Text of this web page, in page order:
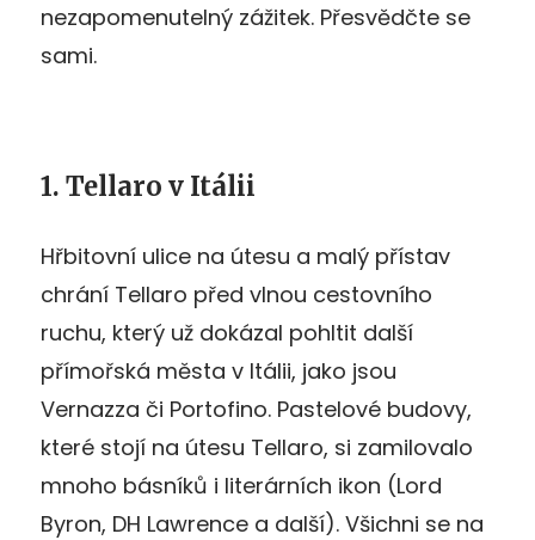
nezapomenutelný zážitek. Přesvědčte se
sami.
1. Tellaro v Itálii
Hřbitovní ulice na útesu a malý přístav
chrání Tellaro před vlnou cestovního
ruchu, který už dokázal pohltit další
přímořská města v Itálii, jako jsou
Vernazza či Portofino. Pastelové budovy,
které stojí na útesu Tellaro, si zamilovalo
mnoho básníků i literárních ikon (Lord
Byron, DH Lawrence a další). Všichni se na